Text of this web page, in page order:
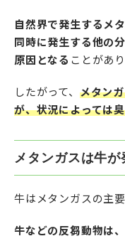
自然界で発生するメ
同時に発生する他の
原因となる ことがあり
したがって、 メタン
が、状況によっては
メタンガスは牛が
牛はメタンガスの主
牛などの反芻動物は